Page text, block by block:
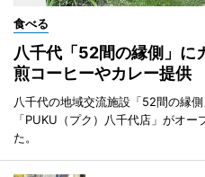
食べる
八千代「52間の縁側」
煎コーヒーやカレー提供
八千代の地域交流施設「52間の縁
「PUKU（プク）八千代店」がオ
た。